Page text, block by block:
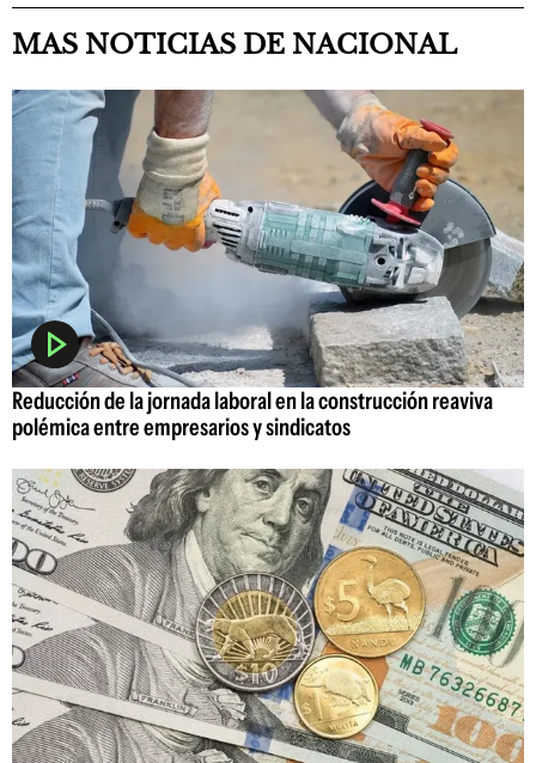
MAS NOTICIAS DE NACIONAL
Reducción de la jornada laboral en la construcción reaviva
polémica entre empresarios y sindicatos